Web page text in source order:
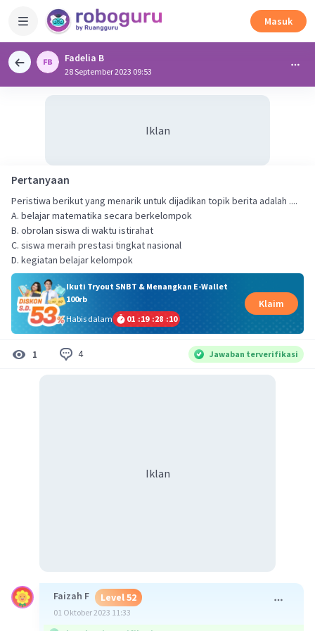
Masuk
Fadelia B
28 September 2023 09:53
Iklan
Pertanyaan
Peristiwa berikut yang menarik untuk dijadikan topik berita adalah ....
A. belajar matematika secara berkelompok
B. obrolan siswa di waktu istirahat
C. siswa meraih prestasi tingkat nasional
D. kegiatan belajar kelompok
Ikuti Tryout SNBT & Menangkan E-Wallet
100rb
Habis dalam
01 :19 :28 :10
Klaim
1 4 Jawaban terverifikasi
Iklan
Faizah F Level 52
01 Oktober 2023 11:33